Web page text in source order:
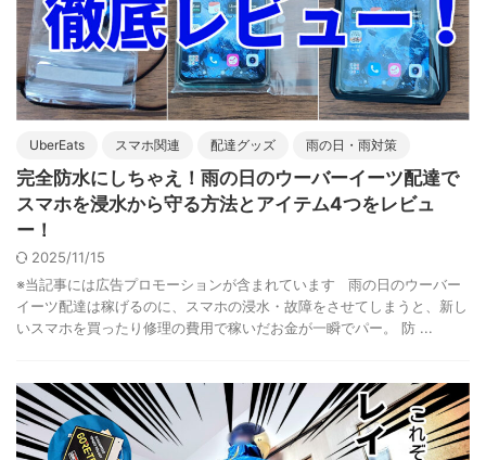
UberEats スマホ関連 配達グッズ 雨の日・雨対策
完全防水にしちゃえ！雨の日のウーバーイーツ配達で
スマホを浸水から守る方法とアイテム4つをレビュ
ー！
2025/11/15
※当記事には広告プロモーションが含まれています 雨の日のウーバー
イーツ配達は稼げるのに、スマホの浸水・故障をさせてしまうと、新し
いスマホを買ったり修理の費用で稼いだお金が一瞬でパー。 防 ...